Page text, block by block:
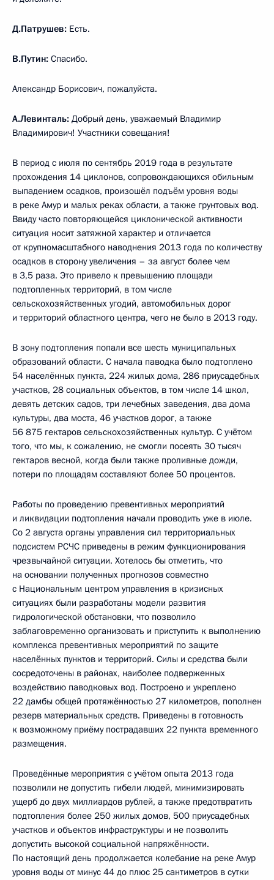
Д.Патрушев: Есть.
В.Путин: Спасибо.
Александр Борисович, пожалуйста.
А.Левинталь: Добрый день, уважаемый Владимир
Владимирович! Участники совещания!
В период с июля по сентябрь 2019 года в результате
прохождения 14 циклонов, сопровождающихся обильным
выпадением осадков, произошёл подъём уровня воды
в реке Амур и малых реках области, а также грунтовых вод.
Ввиду часто повторяющейся циклонической активности
ситуация носит затяжной характер и отличается
от крупномасштабного наводнения 2013 года по количеству
осадков в сторону увеличения – за август более чем
в 3,5 раза. Это привело к превышению площади
подтопленных территорий, в том числе
сельскохозяйственных угодий, автомобильных дорог
и территорий областного центра, чего не было в 2013 году.
В зону подтопления попали все шесть муниципальных
образований области. С начала паводка было подтоплено
54 населённых пункта, 224 жилых дома, 286 приусадебных
участков, 28 социальных объектов, в том числе 14 школ,
девять детских садов, три лечебных заведения, два дома
культуры, два моста, 46 участков дорог, а также
56 875 гектаров сельскохозяйственных культур. С учётом
того, что мы, к сожалению, не смогли посеять 30 тысяч
гектаров весной, когда были также проливные дожди,
потери по площадям составляют более 50 процентов.
Работы по проведению превентивных мероприятий
и ликвидации подтопления начали проводить уже в июле.
Со 2 августа органы управления сил территориальных
подсистем РСЧС приведены в режим функционирования
чрезвычайной ситуации. Хотелось бы отметить, что
на основании полученных прогнозов совместно
с Национальным центром управления в кризисных
ситуациях были разработаны модели развития
гидрологической обстановки, что позволило
заблаговременно организовать и приступить к выполнению
комплекса превентивных мероприятий по защите
населённых пунктов и территорий. Силы и средства были
сосредоточены в районах, наиболее подверженных
воздействию паводковых вод. Построено и укреплено
22 дамбы общей протяжённостью 27 километров, пополнен
резерв материальных средств. Приведены в готовность
к возможному приёму пострадавших 22 пункта временного
размещения.
Проведённые мероприятия с учётом опыта 2013 года
позволили не допустить гибели людей, минимизировать
ущерб до двух миллиардов рублей, а также предотвратить
подтопления более 250 жилых домов, 500 приусадебных
участков и объектов инфраструктуры и не позволить
допустить высокой социальной напряжённости.
По настоящий день продолжается колебание на реке Амур
уровня воды от минус 44 до плюс 25 сантиметров в сутки